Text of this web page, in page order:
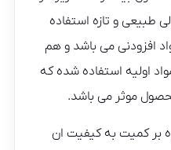
طبیعی و تازه استفاده
افزودنی می باشد و هم
اولیه استفاده شده که
موثر می باشد.
بر کمیت به کیفیت ان